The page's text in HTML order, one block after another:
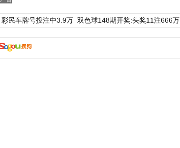
彩民车牌号投注中3.9万 双色球148期开奖:头奖11注666万
动物系恋人啊 | 钟欣潼体验爱情哲学